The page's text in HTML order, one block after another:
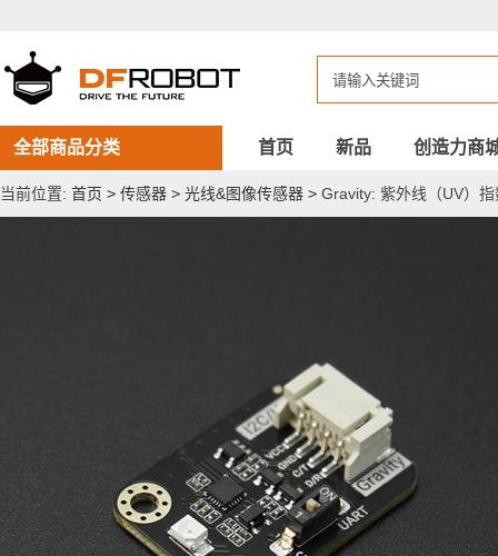
线
（UV）
指
数
传
感
器-
UVA240nm~370nm（支
全部商品分类 首页 新品 创造力商
当前位置: 首页 > 传感器 > 光线&图像传感器 > Gravity: 紫外线（UV）